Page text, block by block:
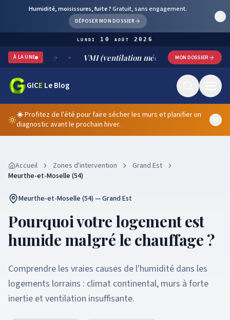
Humidité, moisissures, fuite ?Gratuit, sans engagement.
DÉPOSER MON DOSSIER
lundi 10 août 2026
À LA UNE VMI (ventilation mécanique par insufflation) :
MON DOSSIER
GICE Le Blog
☀️Profitez de l'été pour faire sécher les murs et planifier un
diagnostic avant le prochain hiver.
Accueil Zones d'intervention
Grand Est
Meurthe-et-Moselle (54)
Meurthe-et-Moselle (54) — Grand Est
Pourquoi votre logement est
humide malgré le chauffage ?
Comprendre les vraies causes de l'humidité dans les
logements lorrains : climat continental, murs à forte
inertie et ventilation insuffisante.